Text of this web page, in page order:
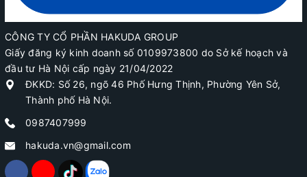
CÔNG TY CỔ PHẦN HAKUDA GROUP
Giấy đăng ký kinh doanh số 0109973800 do Sở kế hoạch và
đầu tư Hà Nội cấp ngày 21/04/2022
ĐKKD: Số 26, ngõ 46 Phố Hưng Thịnh, Phường Yên Sở,
Thành phố Hà Nội.
0987407999
hakuda.vn@gmail.com